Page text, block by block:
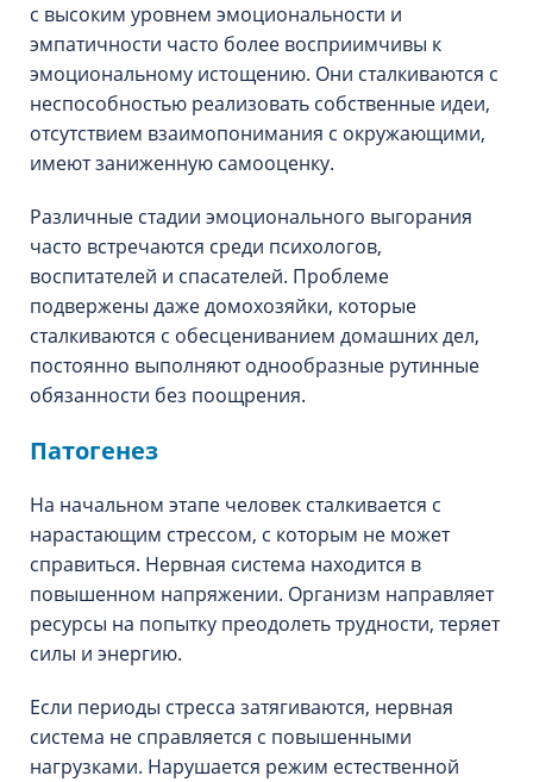
с высоким уровнем эмоциональности и
эмпатичности часто более восприимчивы к
эмоциональному истощению. Они сталкиваются с
неспособностью реализовать собственные идеи,
отсутствием взаимопонимания с окружающими,
имеют заниженную самооценку.
Различные стадии эмоционального выгорания
часто встречаются среди психологов,
воспитателей и спасателей. Проблеме
подвержены даже домохозяйки, которые
сталкиваются с обесцениванием домашних дел,
постоянно выполняют однообразные рутинные
обязанности без поощрения.
Патогенез
На начальном этапе человек сталкивается с
нарастающим стрессом, с которым не может
справиться. Нервная система находится в
повышенном напряжении. Организм направляет
ресурсы на попытку преодолеть трудности, теряет
силы и энергию.
Если периоды стресса затягиваются, нервная
система не справляется с повышенными
нагрузками. Нарушается режим естественной